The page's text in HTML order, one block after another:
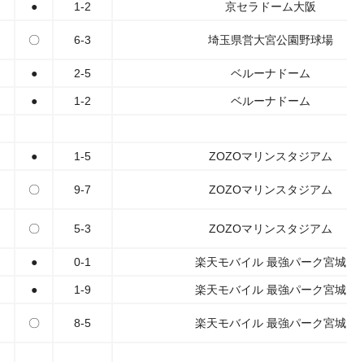
● 1-2 京セラドーム大阪
〇 6-3 埼玉県営大宮公園野球場
● 2-5 ベルーナドーム
● 1-2 ベルーナドーム
● 1-5 ZOZOマリンスタジアム
〇 9-7 ZOZOマリンスタジアム
〇 5-3 ZOZOマリンスタジアム
● 0-1 楽天モバイル 最強パーク宮城
● 1-9 楽天モバイル 最強パーク宮城
〇 8-5 楽天モバイル 最強パーク宮城